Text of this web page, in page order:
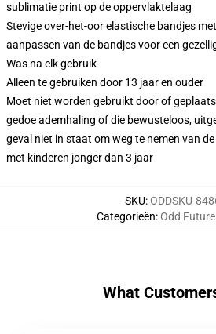
sublimatie print op de oppervlaktelaag
Stevige over-het-oor elastische bandjes
aanpassen van de bandjes voor een
Was na elk gebruik
Alleen te gebruiken door 13 jaar en ouder
Moet niet worden gebruikt door of
gedoe ademhaling of die bewusteloos,
geval niet in staat om weg te nemen van
met kinderen jonger dan 3 jaar
SKU:ODDSKU-
Categorieën:Odd
What